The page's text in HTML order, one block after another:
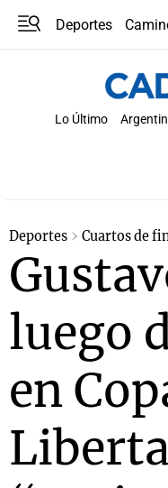
Deportes
Lo Último
Deportes Cuartos de
luego
en